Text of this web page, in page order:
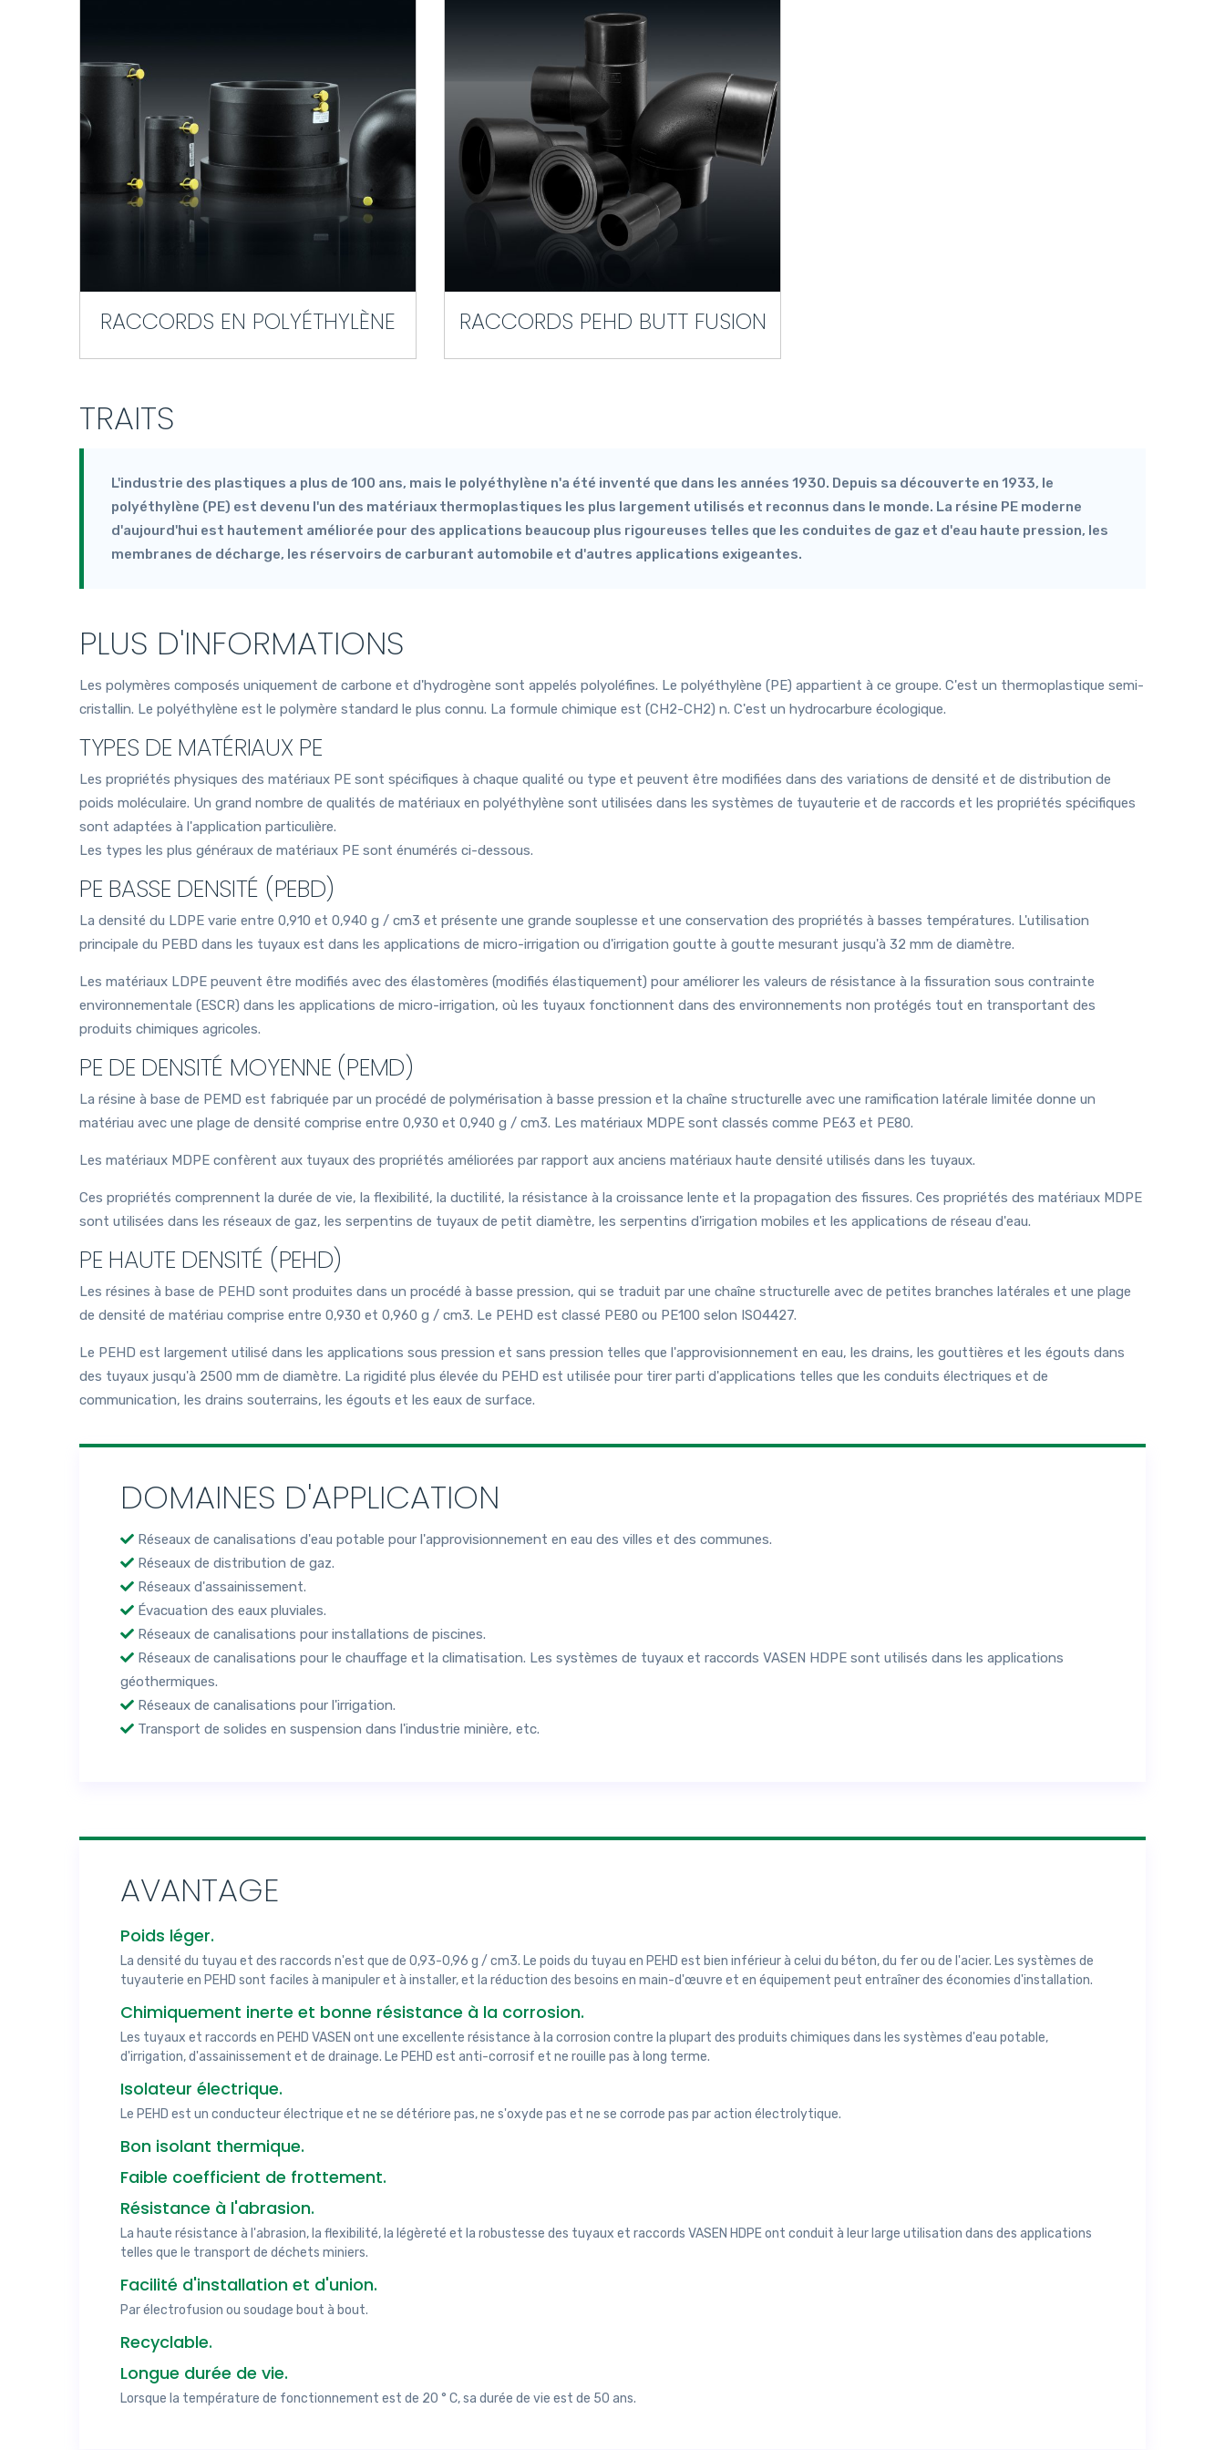
RACCORDS EN POLYÉTHYLÈNE RACCORDS PEHD BUTT FUSION
TRAITS
L'industrie des plastiques a plus de 100 ans, mais le polyéthylène n'a été inventé que dans les années 1930. Depuis sa découverte en 1933, le
polyéthylène (PE) est devenu l'un des matériaux thermoplastiques les plus largement utilisés et reconnus dans le monde. La résine PE moderne
d'aujourd'hui est hautement améliorée pour des applications beaucoup plus rigoureuses telles que les conduites de gaz et d'eau haute pression, les
membranes de décharge, les réservoirs de carburant automobile et d'autres applications exigeantes.
PLUS D'INFORMATIONS
Les polymères composés uniquement de carbone et d'hydrogène sont appelés polyoléfines. Le polyéthylène (PE) appartient à ce groupe. C'est un thermoplastique semi-
cristallin. Le polyéthylène est le polymère standard le plus connu. La formule chimique est (CH2-CH2) n. C'est un hydrocarbure écologique.
TYPES DE MATÉRIAUX PE
Les propriétés physiques des matériaux PE sont spécifiques à chaque qualité ou type et peuvent être modifiées dans des variations de densité et de distribution de
poids moléculaire. Un grand nombre de qualités de matériaux en polyéthylène sont utilisées dans les systèmes de tuyauterie et de raccords et les propriétés spécifiques
sont adaptées à l'application particulière.
Les types les plus généraux de matériaux PE sont énumérés ci-dessous.
PE BASSE DENSITÉ (PEBD)
La densité du LDPE varie entre 0,910 et 0,940 g / cm3 et présente une grande souplesse et une conservation des propriétés à basses températures. L'utilisation
principale du PEBD dans les tuyaux est dans les applications de micro-irrigation ou d'irrigation goutte à goutte mesurant jusqu'à 32 mm de diamètre.
Les matériaux LDPE peuvent être modifiés avec des élastomères (modifiés élastiquement) pour améliorer les valeurs de résistance à la fissuration sous contrainte
environnementale (ESCR) dans les applications de micro-irrigation, où les tuyaux fonctionnent dans des environnements non protégés tout en transportant des
produits chimiques agricoles.
PE DE DENSITÉ MOYENNE (PEMD)
La résine à base de PEMD est fabriquée par un procédé de polymérisation à basse pression et la chaîne structurelle avec une ramification latérale limitée donne un
matériau avec une plage de densité comprise entre 0,930 et 0,940 g / cm3. Les matériaux MDPE sont classés comme PE63 et PE80.
Les matériaux MDPE confèrent aux tuyaux des propriétés améliorées par rapport aux anciens matériaux haute densité utilisés dans les tuyaux.
Ces propriétés comprennent la durée de vie, la flexibilité, la ductilité, la résistance à la croissance lente et la propagation des fissures. Ces propriétés des matériaux MDPE
sont utilisées dans les réseaux de gaz, les serpentins de tuyaux de petit diamètre, les serpentins d'irrigation mobiles et les applications de réseau d'eau.
PE HAUTE DENSITÉ (PEHD)
Les résines à base de PEHD sont produites dans un procédé à basse pression, qui se traduit par une chaîne structurelle avec de petites branches latérales et une plage
de densité de matériau comprise entre 0,930 et 0,960 g / cm3. Le PEHD est classé PE80 ou PE100 selon ISO4427.
Le PEHD est largement utilisé dans les applications sous pression et sans pression telles que l'approvisionnement en eau, les drains, les gouttières et les égouts dans
des tuyaux jusqu'à 2500 mm de diamètre. La rigidité plus élevée du PEHD est utilisée pour tirer parti d'applications telles que les conduits électriques et de
communication, les drains souterrains, les égouts et les eaux de surface.
DOMAINES D'APPLICATION
Réseaux de canalisations d'eau potable pour l'approvisionnement en eau des villes et des communes.
Réseaux de distribution de gaz.
Réseaux d'assainissement.
Évacuation des eaux pluviales.
Réseaux de canalisations pour installations de piscines.
Réseaux de canalisations pour le chauffage et la climatisation. Les systèmes de tuyaux et raccords VASEN HDPE sont utilisés dans les applications
géothermiques.
Réseaux de canalisations pour l'irrigation.
Transport de solides en suspension dans l'industrie minière, etc.
AVANTAGE
Poids léger.
La densité du tuyau et des raccords n'est que de 0,93-0,96 g / cm3. Le poids du tuyau en PEHD est bien inférieur à celui du béton, du fer ou de l'acier. Les systèmes de
tuyauterie en PEHD sont faciles à manipuler et à installer, et la réduction des besoins en main-d'œuvre et en équipement peut entraîner des économies d'installation.
Chimiquement inerte et bonne résistance à la corrosion.
Les tuyaux et raccords en PEHD VASEN ont une excellente résistance à la corrosion contre la plupart des produits chimiques dans les systèmes d'eau potable,
d'irrigation, d'assainissement et de drainage. Le PEHD est anti-corrosif et ne rouille pas à long terme.
Isolateur électrique.
Le PEHD est un conducteur électrique et ne se détériore pas, ne s'oxyde pas et ne se corrode pas par action électrolytique.
Bon isolant thermique.
Faible coefficient de frottement.
Résistance à l'abrasion.
La haute résistance à l'abrasion, la flexibilité, la légèreté et la robustesse des tuyaux et raccords VASEN HDPE ont conduit à leur large utilisation dans des applications
telles que le transport de déchets miniers.
Facilité d'installation et d'union.
Par électrofusion ou soudage bout à bout.
Recyclable.
Longue durée de vie.
Lorsque la température de fonctionnement est de 20 ° C, sa durée de vie est de 50 ans.